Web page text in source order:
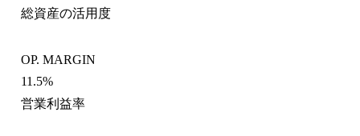
総資産の活用度
OP. MARGIN
11.5%
営業利益率